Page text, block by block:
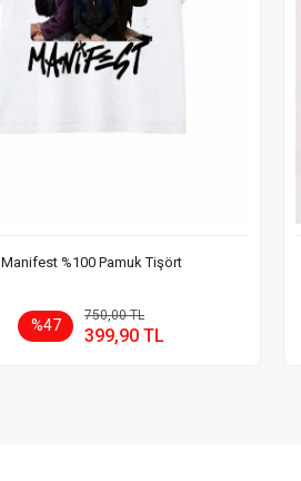
Manifest %100 Pamuk Tişört
%47
750,00 TL
399,90 TL
Sepete Ekle